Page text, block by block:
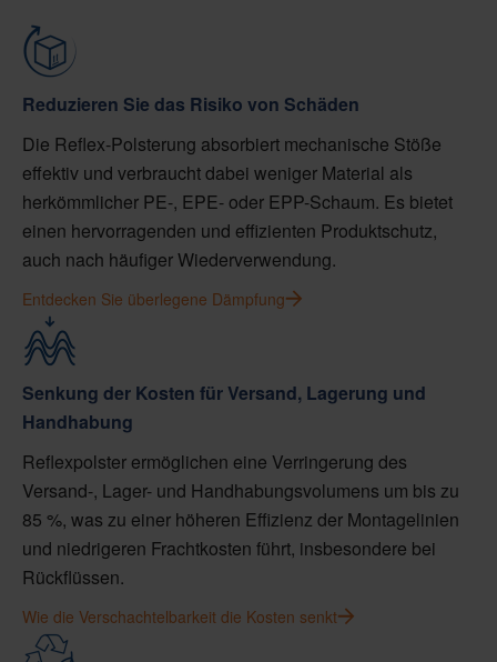
Reduzieren Sie das Risiko von Schäden
Die Reflex-Polsterung absorbiert mechanische Stöße
effektiv und verbraucht dabei weniger Material als
herkömmlicher PE-, EPE- oder EPP-Schaum. Es bietet
einen hervorragenden und effizienten Produktschutz,
auch nach häufiger Wiederverwendung.
Entdecken Sie überlegene Dämpfung
Senkung der Kosten für Versand, Lagerung und
Handhabung
Reflexpolster ermöglichen eine Verringerung des
Versand-, Lager- und Handhabungsvolumens um bis zu
85 %, was zu einer höheren Effizienz der Montagelinien
und niedrigeren Frachtkosten führt, insbesondere bei
Rückflüssen.
Wie die Verschachtelbarkeit die Kosten senkt